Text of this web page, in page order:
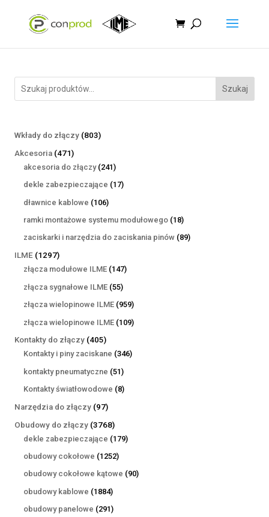
Szukaj
Wkłady do złączy 803803
Akcesoria 471471
produktów
akcesoria do złączy 241241
produktów
dekle zabezpieczające 1717
dławnice kablowe 106106
produktów
ramki montażowe systemu modułowego 1818
produktów
zaciskarki i narzędzia do zaciskania pinów 8989
ILME 12971297
produktów
złącza modułowe ILME 147147
złącza sygnałowe ILME 5555
produktów
złącza wielopinowe ILME 959959
produktów
złącza wielopinowe ILME 109109
Kontakty do złączy 405405
produktów
Kontakty i piny zaciskane 346346
kontakty pneumatyczne 5151
produktów
Kontakty światłowodowe 88
Narzędzia do złączy 9797
produktów
Obudowy do złączy 37683768
produktów
dekle zabezpieczające 179179
obudowy cokołowe 12521252
produkty
obudowy cokołowe kątowe 9090
obudowy kablowe 18841884
produkty
obudowy panelowe 291291